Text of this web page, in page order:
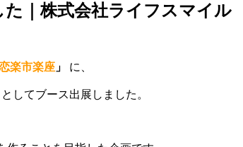
｜株式会社ライフスマイル
楽市楽座 」 に、
としてブース出展しました。